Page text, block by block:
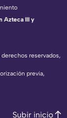
derechos reservados,
previa,
Azteca III y
Subir inicio